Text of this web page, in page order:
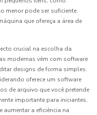
menor pode ser suficiente.
que ofereça a área de
crucial na escolha da
modernas vêm com software
designs de forma simples.
oferece um software
de arquivo que você pretende
importante para iniciantes,
a eficiência na